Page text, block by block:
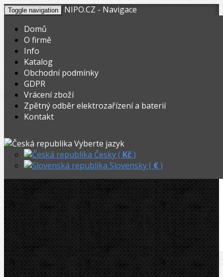
Toggle navigation
NIPO.CZ - Navigace
Domů
O firmě
Info
Katalog
Obchodní podmínky
GDPR
Vrácení zboží
Zpětný odběr elektrozařízení a baterií
Kontakt
Vyberte jazyk
Česky ( Kč)
Slovensky ( €)
V nákupním košíku máte
Celkem: 0,00
Registrovat Přihlásit
NIPO.CZ
Ridgid závitořezný olej 5l
Ridgid závitořezný olej 5l